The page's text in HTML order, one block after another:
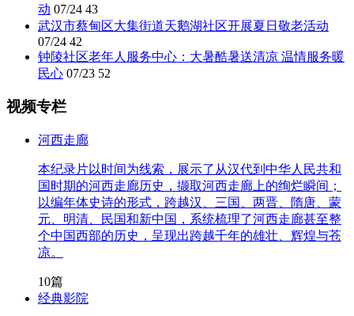
动 07/24 43
武汉市蔡甸区大集街道天鹅湖社区开展夏日敬老活动
07/24 42
钟陵社区老年人服务中心：大暑酷暑送清凉 温情服务暖
民心 07/23 52
视频专栏
河西走廊
本纪录片以时间为线索，展示了从汉代到中华人民共和
国时期的河西走廊历史，撷取河西走廊上的绚烂瞬间；
以编年体史诗的形式，跨越汉、三国、两晋、隋唐、蒙
元、明清、民国和新中国，系统梳理了河西走廊甚至整
个中国西部的历史，呈现出跨越千年的雄壮、辉煌与苍
凉。
10篇
经典影院